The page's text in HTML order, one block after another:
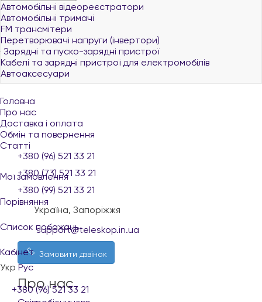
Автомобільні відеореєстратори
Автомобільні тримачі
FM трансмітери
Перетворювачі напруги (інвертори)
Зарядні та пуско-зарядні пристрої
Кабелі та зарядні пристрої для електромобілів
Автоаксесуари
Головна
Про нас
Доставка і оплата
Обмін та повернення
Статті
Мої замовлення
Порівняння
Список побажань
Кабінет
Укр Рус
+380 (96) 521 33 21
+380 (96) 521 33 21
+380 (73) 521 33 21
+380 (99) 521 33 21
Україна, Запоріжжя
support@teleskop.in.ua
Замовити дзвінок
Про нас